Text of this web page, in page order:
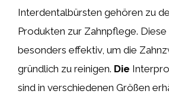
Interdentalbürsten gehören zu
Produkten zur Zahnpflege.
besonders effektiv, um die
gründlich zu reinigen. Die
sind in verschiedenen Größen